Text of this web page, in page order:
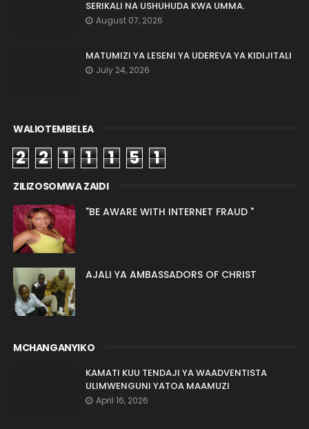
SERIKALI NA USHUHUDA KWA UMMA.
August 07, 2026
MATUMIZI YA LESENI YA UDEREVA YA KIDIJITALI
July 24, 2026
WALIOTEMBELEA
2 2 1 1 1 5 1
ZILIZOSOMWA ZAIDI
"BE AWARE WITH INTERNET FRAUD "
AJALI YA AMBASSADORS OF CHRIST
MCHANGANYIKO
KAMATI KUU TENDAJI YA WAADVENTISTA
ULIMWENGUNI YATOA MAAMUZI
April 16, 2026